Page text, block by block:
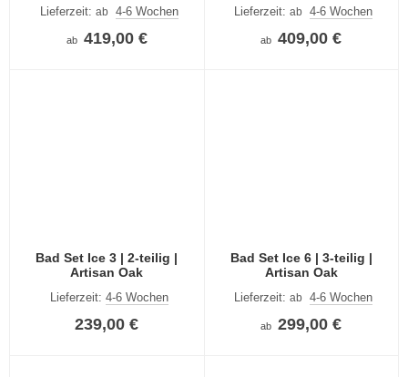
Lieferzeit: ab 4-6 Wochen
ab 419,00 €
Lieferzeit:ab 4-6 Wochen
ab 409,00 €
Bad Set Ice 3 | 2-teilig |
Artisan Oak
Lieferzeit: 4-6 Wochen
239,00 €
Bad Set Ice 6 | 3-teilig |
Artisan Oak
Lieferzeit:ab 4-6 Wochen
ab 299,00 €